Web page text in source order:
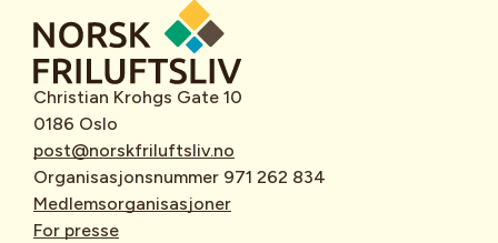
Christian Krohgs Gate 10
0186 Oslo
post@norskfriluftsliv.no
Organisasjonsnummer 971 262 834
Medlemsorganisasjoner
For presse